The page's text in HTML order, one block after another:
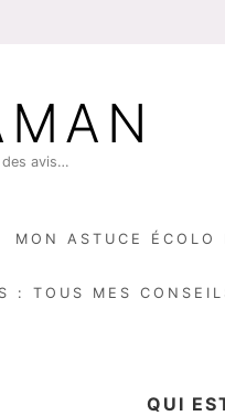
avis…
MON ASTUCE ÉCOLO
: TOUS MES
QUI